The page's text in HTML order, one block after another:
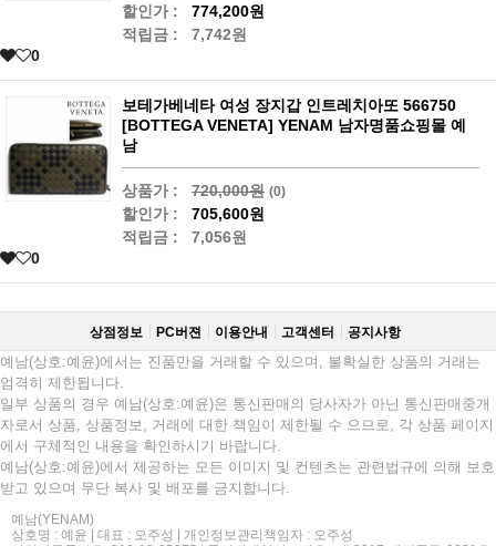
할인가 :
774,200원
적립금 :
7,742원
0
보테가베네타 여성 장지갑 인트레치아또 566750
[BOTTEGA VENETA] YENAM 남자명품쇼핑몰 예
남
상품가 : 720,000원 (0)
할인가 :
705,600원
적립금 :
7,056원
0
상점정보 PC버젼 이용안내 고객센터 공지사항
예남(상호:예윤)에서는 진품만을 거래할 수 있으며, 불확실한 상품의 거래는
엄격히 제한됩니다.
일부 상품의 경우 예남(상호:예윤)은 통신판매의 당사자가 아닌 통신판매중개
자로서 상품, 상품정보, 거래에 대한 책임이 제한될 수 으므로, 각 상품 페이지
에서 구체적인 내용을 확인하시기 바랍니다.
예남(상호:예윤)에서 제공하는 모든 이미지 및 컨텐츠는 관련법규에 의해 보호
받고 있으며 무단 복사 및 배포를 금지합니다.
예남(YENAM)
상호명 : 예윤 | 대표 : 오주성 | 개인정보관리책임자 : 오주성